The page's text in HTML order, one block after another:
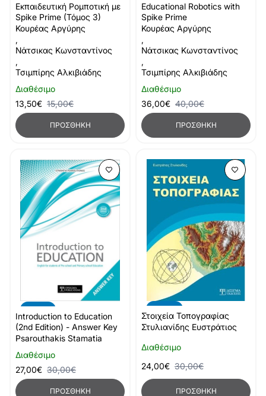
Διαθέσιμο
Εκπαιδευτική Ρομποτική με
Spike Prime (Τόμος 3)
Κουρέας Αργύρης
,
Νάτσικας Κωνσταντίνος
,
Τσιμπίρης Αλκιβιάδης
13,50€ 15,00€
ΠΡΟΣΘΉΚΗ
Διαθέσιμο
Educational Robotics with
Spike Prime
Κουρέας Αργύρης
,
Νάτσικας Κωνσταντίνος
,
Τσιμπίρης Αλκιβιάδης
36,00€ 40,00€
ΠΡΟΣΘΉΚΗ
Διαθέσιμο
Introduction to Education
(2nd Edition) - Answer Key
Psarouthakis Stamatia
27,00€ 30,00€
ΠΡΟΣΘΉΚΗ
Διαθέσιμο
Στοιχεία Τοπογραφίας
Στυλιανίδης Ευστράτιος
24,00€ 30,00€
ΠΡΟΣΘΉΚΗ